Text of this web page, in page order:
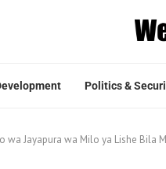
Politics &
wa Jayapura wa Milo ya Lishe